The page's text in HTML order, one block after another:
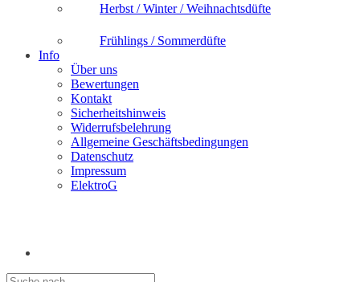
Herbst / Winter / Weihnachtsdüfte
Frühlings / Sommerdüfte
Info
Über uns
Bewertungen
Kontakt
Sicherheitshinweis
Widerrufsbelehrung
Allgemeine Geschäftsbedingungen
Datenschutz
Impressum
ElektroG